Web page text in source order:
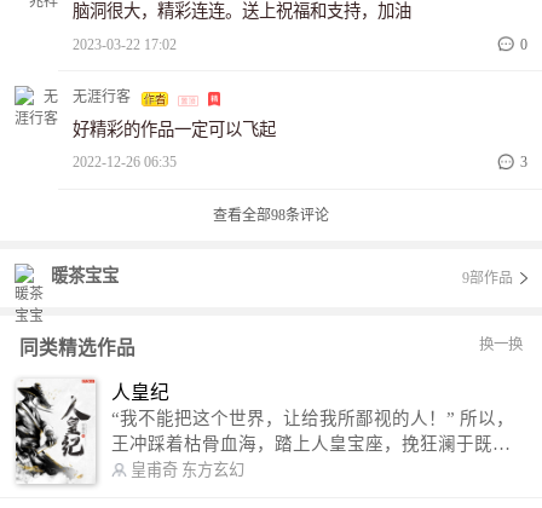
脑洞很大，精彩连连。送上祝福和支持，加油
2023-03-22 17:02 0
无涯行客
好精彩的作品一定可以飞起
2022-12-26 06:35 3
查看全部98条评论
暖茶宝宝 9部作品
同类精选作品 换一换
人皇纪
“我不能把这个世界，让给我所鄙视的人！” 所以，
王冲踩着枯骨血海，踏上人皇宝座，挽狂澜于既
倒，扶大厦之将倾，成就了一段无上的传说！ 微信
皇甫奇 东方玄幻